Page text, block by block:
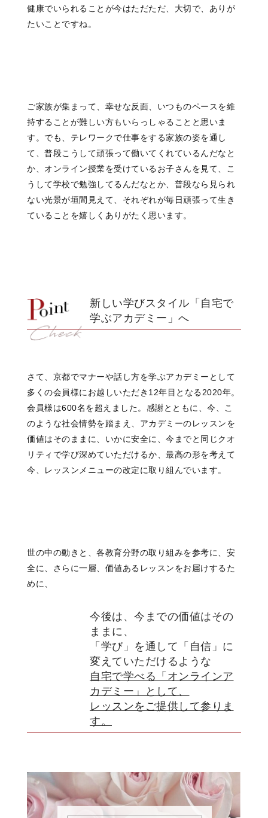
健康でいられることが今はただただ、大切で、ありが
たいことですね。
ご家族が集まって、幸せな反面、いつものペースを維
持することが難しい方もいらっしゃることと思いま
す。でも、テレワークで仕事をする家族の姿を通し
て、普段こうして頑張って働いてくれているんだなと
か、オンライン授業を受けているお子さんを見て、こ
うして学校で勉強してるんだなとか、普段なら見られ
ない光景が垣間見えて、それぞれが毎日頑張って生き
ていることを嬉しくありがたく思います。
新しい学びスタイル「自宅で
学ぶアカデミー」へ
さて、京都でマナーや話し方を学ぶアカデミーとして
多くの会員様にお越しいただき12年目となる2020年。
会員様は600名を超えました。感謝とともに、今、こ
のような社会情勢を踏まえ、アカデミーのレッスンを
価値はそのままに、いかに安全に、今までと同じクオ
リティで学び深めていただけるか、最高の形を考えて
今、レッスンメニューの改定に取り組んでいます。
世の中の動きと、各教育分野の取り組みを参考に、安
全に、さらに一層、価値あるレッスンをお届けするた
めに、
今後は、今までの価値はその
ままに、
「学び」を通して「自信」に
変えていただけるような
自宅で学べる「オンラインア
カデミー」として、
レッスンをご提供して参りま
す。